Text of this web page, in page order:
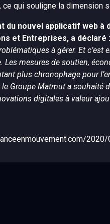
qui souligne la dimension
du nouvel applicatif web
et Entreprises, a déclaré
à gérer. Et
Les mesures de soutien,
plus chronophage pour
le Groupe Matmut a
digitales à valeur